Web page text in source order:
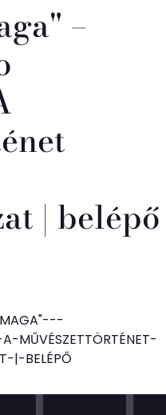
–
| belépő
MAGA"---
MŰVÉSZETTÖRTÉNET-
|-BELÉPŐ